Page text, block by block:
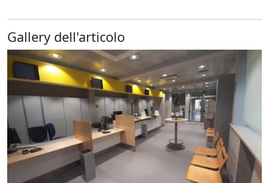
Gallery dell'articolo